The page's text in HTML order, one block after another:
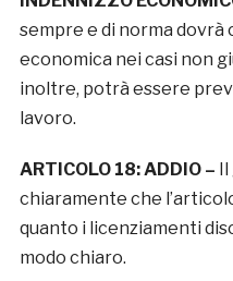
sempre e di norma dovrà
economica nei casi non
inoltre, potrà essere
lavoro.
ARTICOLO 18: ADDIO –
chiaramente che
quanto i licenziamenti
modo chiaro.